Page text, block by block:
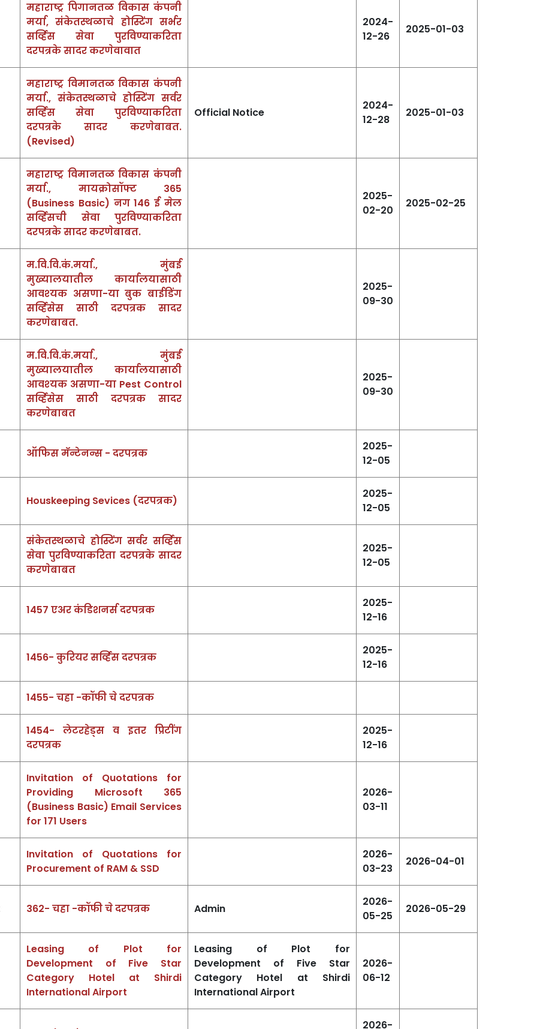
महाराष्ट्र पिगानतळ विकास कंपनी
मर्या, संकेतस्थळाचे होस्टिंग सर्भर
सर्व्हिस सेवा पुरविण्याकरिता
दरपत्रके सादर करणेवावात
2024-
12-26
2025-01-03
महाराष्ट्र विमानतळ विकास कंपनी
मर्या., संकेतस्थळाचे होस्टिंग सर्वर
सर्व्हिस सेवा पुरविण्याकरिता
दरपत्रके सादर करणेबाबत.
(Revised)
Official Notice
2024-
12-28
2025-01-03
महाराष्ट्र विमानतळ विकास कंपनी
मर्या., मायक्रोसॉफ्ट 365
(Business Basic) नग 146 ई मेल
सर्व्ह‍िसची सेवा पुरविण्याकरिता
दरपत्रके सादर करणेबाबत.
2025-
02-20
2025-02-25
म.‍वि.‍‍वि.कं.मर्या., मुंबई
मुख्‍यालयातील कार्यालयासाठी
आवश्‍यक असणा-या बुक बाईडिंग
सर्व्हिसेस साठी दरपत्रक सादर
करणेबाबत.
2025-
09-30
म.‍वि.‍‍वि.कं.मर्या., मुंबई
मुख्‍यालयातील कार्यालयासाठी
आवश्‍यक असणा-या Pest Control
सर्व्हिसेस साठी दरपत्रक सादर
करणेबाबत
2025-
09-30
ऑफिस मॅन्टेनन्स - दरपत्रक
2025-
12-05
Houskeeping Sevices (दरपत्रक)
2025-
12-05
संकेतस्थळाचे होस्टिंग सर्वर सर्व्हिस
सेवा पुरविण्याकरिता दरपत्रके सादर
करणेबाबत
2025-
12-05
1457 एअर कंडिशनर्स दरपत्रक
2025-
12-16
1456- कुरियर सर्व्हिस दरपत्रक
2025-
12-16
1455- चहा -कॉफी चे दरपत्रक
1454- लेटरहेड्स व इतर प्रिटींग
दरपत्रक
2025-
12-16
Invitation of Quotations for
Providing Microsoft 365
(Business Basic) Email Services
for 171 Users
2026-
03-11
Invitation of Quotations for
Procurement of RAM & SSD
2026-
03-23
2026-04-01
362- चहा -कॉफी चे दरपत्रक Admin
2026-
05-25
2026-05-29
Leasing of Plot for
Development of Five Star
Category Hotel at Shirdi
International Airport
Leasing of Plot for
Development of Five Star
Category Hotel at Shirdi
International Airport
2026-
06-12
2026-